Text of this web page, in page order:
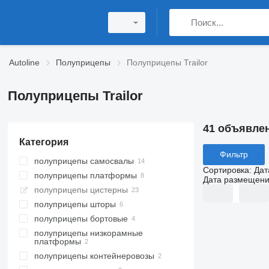
Autoline Полуприцепы Полуприцепы Trailor
Полуприцепы Trailor
Категория
полуприцепы самосвалы
полуприцепы платформы
полуприцепы цистерны
полуприцепы шторы
полуприцепы бортовые
полуприцепы низкорамные
платформы
полуприцепы контейнеровозы
41
Фильтр
Сортировка:
Дата